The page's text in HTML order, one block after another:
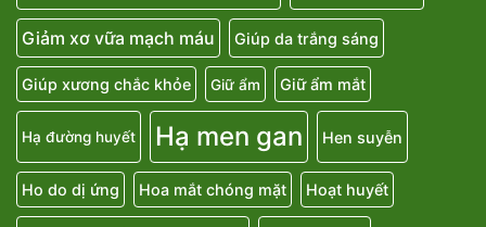
Giảm xơ vữa mạch máu Giúp da trắng sáng
Giúp xương chắc khỏe Giữ ẩm Giữ ẩm mắt
Hạ đường huyết Hạ men gan Hen suyễn
Ho do dị ứng Hoa mắt chóng mặt Hoạt huyết